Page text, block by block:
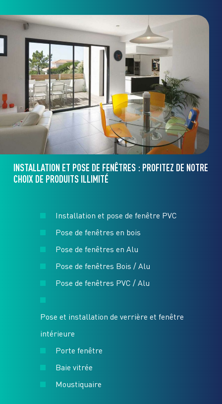
INSTALLATION ET POSE DE FENÊTRES : PROFITEZ DE NOTRE
CHOIX DE PRODUITS ILLIMITÉ
Installation et pose de fenêtre PVC
Pose de fenêtres en bois
Pose de fenêtres en Alu
Pose de fenêtres Bois / Alu
Pose de fenêtres PVC / Alu
Pose et installation de verrière et fenêtre
intérieure
Porte fenêtre
Baie vitrée
Moustiquaire